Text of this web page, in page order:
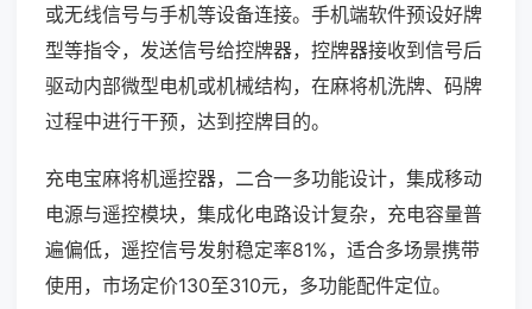
或无线信号与手机等设备连接。手机端软件预设好牌
型等指令，发送信号给控牌器，控牌器接收到信号后
驱动内部微型电机或机械结构，在麻将机洗牌、码牌
过程中进行干预，达到控牌目的。
充电宝麻将机遥控器，二合一多功能设计，集成移动
电源与遥控模块，集成化电路设计复杂，充电容量普
遍偏低，遥控信号发射稳定率81%，适合多场景携带
使用，市场定价130至310元，多功能配件定位。